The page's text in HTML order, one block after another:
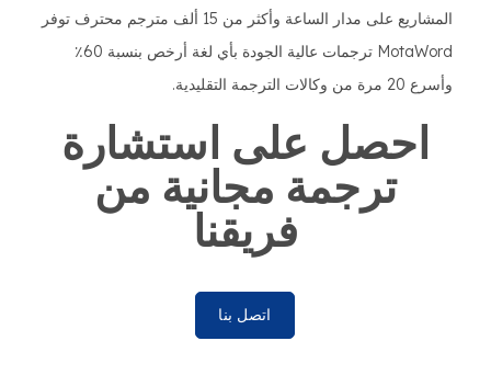
المشاريع على مدار الساعة وأكثر من 15 ألف مترجم محترف توفر
MotaWord ترجمات عالية الجودة بأي لغة أرخص بنسبة 60٪
وأسرع 20 مرة من وكالات الترجمة التقليدية.
احصل على استشارة
ترجمة مجانية من
فريقنا
اتصل بنا